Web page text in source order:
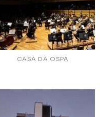
CASA DA OSPA